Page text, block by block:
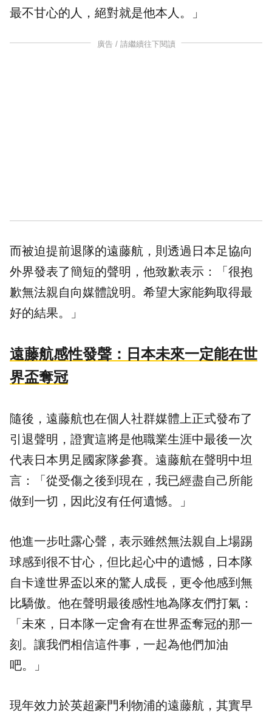
最不甘心的人，絕對就是他本人。」
廣告 / 請繼續往下閱讀
而被迫提前退隊的遠藤航，則透過日本足協向
外界發表了簡短的聲明，他致歉表示：「很抱
歉無法親自向媒體說明。希望大家能夠取得最
好的結果。」
遠藤航感性發聲：日本未來一定能在世
界盃奪冠
隨後，遠藤航也在個人社群媒體上正式發布了
引退聲明，證實這將是他職業生涯中最後一次
代表日本男足國家隊參賽。遠藤航在聲明中坦
言：「從受傷之後到現在，我已經盡自己所能
做到一切，因此沒有任何遺憾。」
他進一步吐露心聲，表示雖然無法親自上場踢
球感到很不甘心，但比起心中的遺憾，日本隊
自卡達世界盃以來的驚人成長，更令他感到無
比驕傲。他在聲明最後感性地為隊友們打氣：
「未來，日本隊一定會有在世界盃奪冠的那一
刻。讓我們相信這件事，一起為他們加油
吧。」
現年效力於英超豪門利物浦的遠藤航，其實早